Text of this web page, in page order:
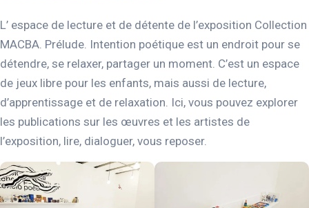
L’ espace de lecture et de détente de l’exposition Collection
MACBA. Prélude. Intention poétique est un endroit pour se
détendre, se relaxer, partager un moment. C’est un espace
de jeux libre pour les enfants, mais aussi de lecture,
d’apprentissage et de relaxation. Ici, vous pouvez explorer
les publications sur les œuvres et les artistes de
l’exposition, lire, dialoguer, vous reposer.